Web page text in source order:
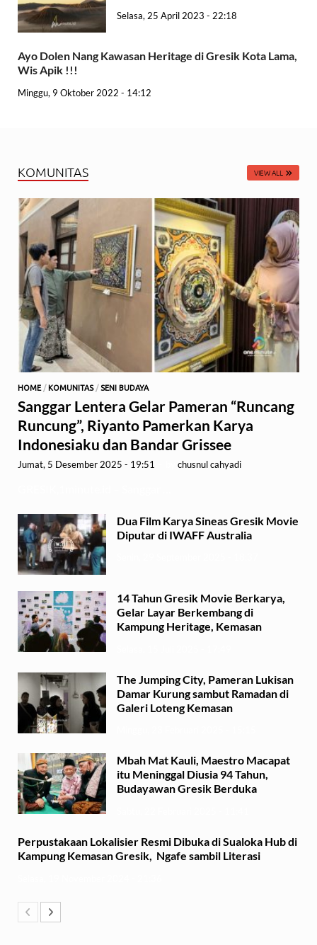
Selasa, 25 April 2023 - 22:18
Ayo Dolen Nang Kawasan Heritage di Gresik Kota Lama,
Wis Apik !!!
Minggu, 9 Oktober 2022 - 14:12
KOMUNITAS VIEW ALL
HOME / KOMUNITAS/ SENI BUDAYA
Sanggar Lentera Gelar Pameran “Runcang
Runcung”, Riyanto Pamerkan Karya
Indonesiaku dan Bandar Grissee
Jumat, 5 Desember 2025 - 19:51 chusnul cahyadi
Dua Film Karya Sineas Gresik Movie
Diputar di IWAFF Australia
14 Tahun Gresik Movie Berkarya,
Gelar Layar Berkembang di
Kampung Heritage, Kemasan
The Jumping City, Pameran Lukisan
Damar Kurung sambut Ramadan di
Galeri Loteng Kemasan
Mbah Mat Kauli, Maestro Macapat
itu Meninggal Diusia 94 Tahun,
Budayawan Gresik Berduka
Perpustakaan Lokalisier Resmi Dibuka di Sualoka Hub di
Kampung Kemasan Gresik, Ngafe sambil Literasi